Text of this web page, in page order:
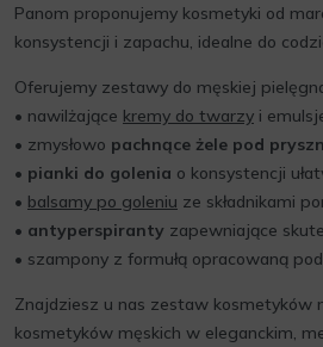
Panom proponujemy kosmetyki od
konsystencji i zapachu, idealne do
Oferujemy zestawy do męskiej
• nawilżające kremy do twarzy i
• zmysłowo pachnące żele pod
• pianki do golenia o konsystencji
• balsamy po goleniu ze składnikami
• antyperspiranty zapewniające
• szampony z formułą opracowaną
Znajdziesz u nas zestaw kosmetyków
kosmetyków męskich w eleganckim,